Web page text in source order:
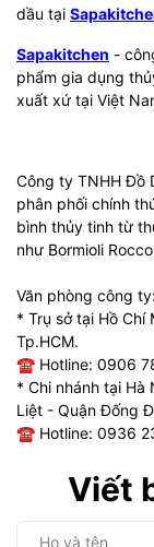
dầu tại
Sapakitchen -
phẩm gia dụng
xuất xứ tại Việt
Công ty TNHH Đồ
phân phối chính
bình thủy tinh từ
như Bormioli
Văn phòng công ty:
* Trụ sở tại Hồ Chí
Tp.HCM.
☎ Hotline: 0906
* Chi nhánh tại Hà
Liệt - Quận Đống
☎ Hotline: 0936
Viết